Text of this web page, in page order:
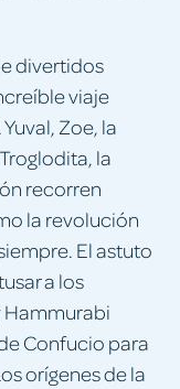
divertidos
viaje
Zoe, la
la
recorren
la revolución
El astuto
a los
Hammurabi
Confucio para
orígenes de la